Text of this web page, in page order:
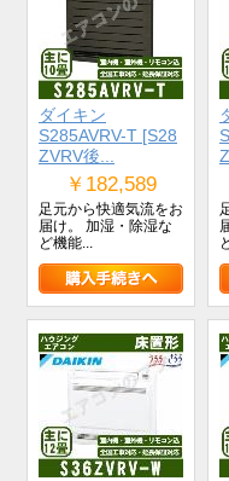
ダイキン
S285AVRV-T [S28
ZVRV後...
￥182,589
足元から快適気流をお
届け。 加湿・除湿な
ど機能...